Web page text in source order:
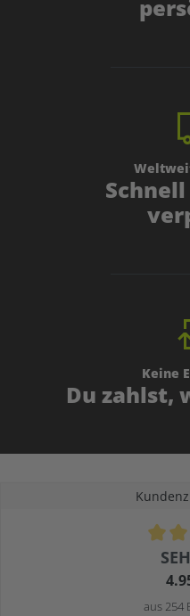
Keine
Du zahlst,
Durchschnittliche
aus 254